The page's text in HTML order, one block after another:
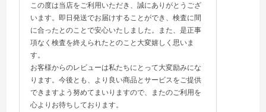
この度は当店をご利用いただき、誠にありがとうござ
います。即日発送でお届けすることができ、検査に間
に合ったとのことで安心いたしました。また、是正事
項なく検査を終えられたとのこと大変嬉しく思いま
す。
お客様からのレビューは私たちにとって大変励みにな
ります。今後とも、より良い商品とサービスをご提供
できますよう努めてまいりますので、またのご利用を
心よりお待ちしております。